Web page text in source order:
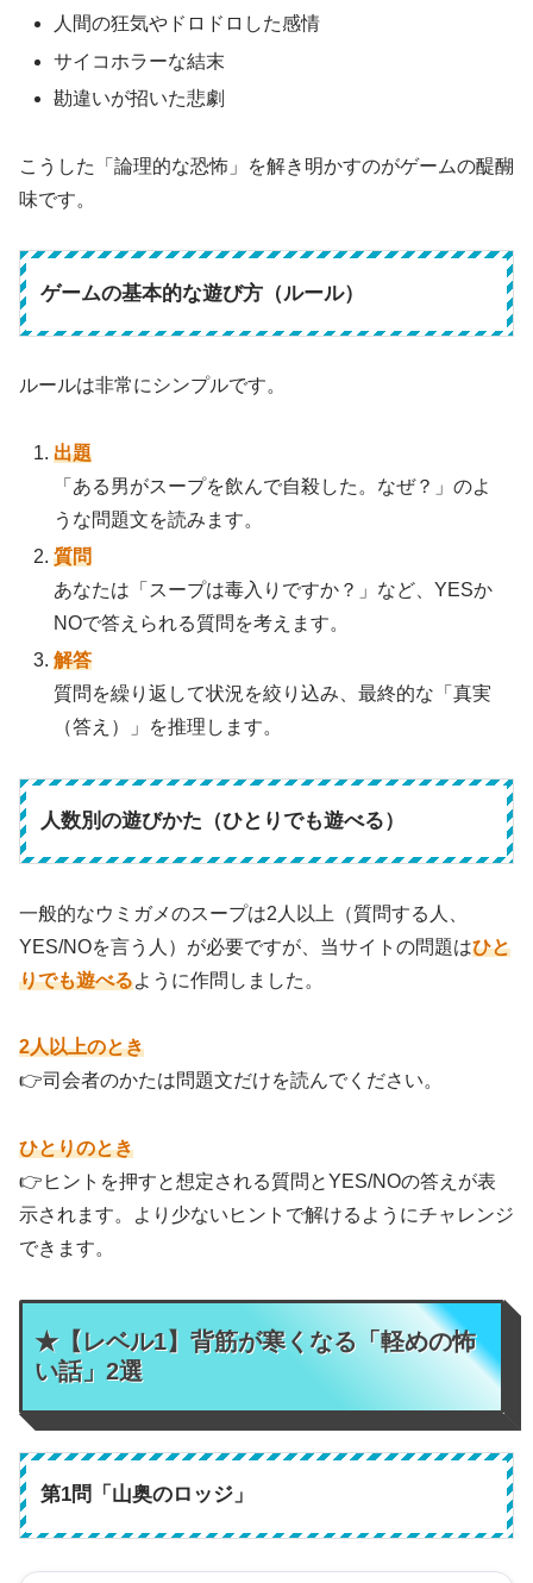
人間の狂気やドロドロした感情
サイコホラーな結末
勘違いが招いた悲劇
こうした「論理的な恐怖」を解き明かすのがゲームの醍醐
味です。
ゲームの基本的な遊び方（ルール）
ルールは非常にシンプルです。
出題
「ある男がスープを飲んで自殺した。なぜ？」のよ
うな問題文を読みます。
質問
あなたは「スープは毒入りですか？」など、YESか
NOで答えられる質問を考えます。
解答
質問を繰り返して状況を絞り込み、最終的な「真実
（答え）」を推理します。
人数別の遊びかた（ひとりでも遊べる）
一般的なウミガメのスープは2人以上（質問する人、
YES/NOを言う人）が必要ですが、当サイトの問題はひと
りでも遊べるように作問しました。
2人以上のとき
👉司会者のかたは問題文だけを読んでください。
ひとりのとき
👉ヒントを押すと想定される質問とYES/NOの答えが表
示されます。より少ないヒントで解けるようにチャレンジ
できます。
★【レベル1】背筋が寒くなる「軽めの怖
い話」2選
第1問「山奥のロッジ」